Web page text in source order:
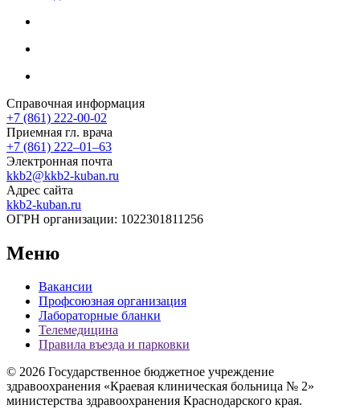
Справочная информация
+7 (861) 222-00-02
Приемная гл. врача
+7 (861) 222‒01‒63
Электронная почта
kkb2@kkb2-kuban.ru
Адрес сайта
kkb2-kuban.ru
ОГРН организации: 1022301811256
Меню
Вакансии
Профсоюзная организация
Лабораторные бланки
Телемедицина
Правила въезда и парковки
© 2026 Государственное бюджетное учреждение
здравоохранения «Краевая клиническая больница № 2»
министерства здравоохранения Краснодарского края.